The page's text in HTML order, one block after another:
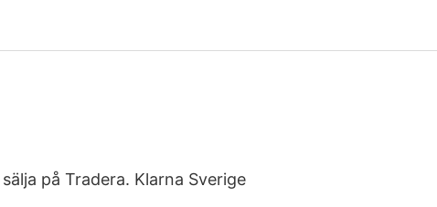
på Tradera. Klarna Sverige